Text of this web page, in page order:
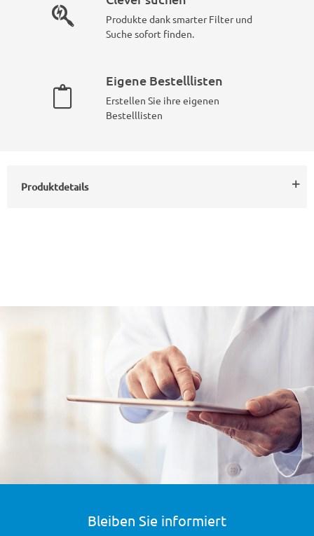
Produkte dank smarter Filter und
Suche sofort finden.
Eigene Bestelllisten
Erstellen Sie ihre eigenen
Bestelllisten
Produktdetails
Bleiben Sie informiert